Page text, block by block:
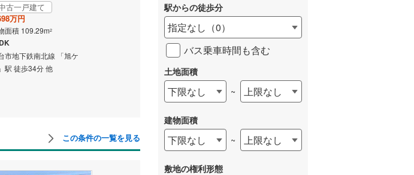
古一戸建て
万円
面積 109.29m2
市地下鉄南北線 「旭ケ
駅 徒歩34分 他
仙台市地下鉄南北線 「泉中
央」駅 バス14分 泉区役所・イ
ズミティ21前停 バス停下車 徒
3,499万円
建物面積 112.61m
仙台市地下鉄南北線 「泉中
県） バス停下車 徒歩3分
この条件の一覧を見る
駅からの徒歩分
指定なし （0）
バス乗車時間も含む
土地面積
下限なし ~ 上限なし
建物面積
下限なし ~ 上限なし
敷地の権利形態